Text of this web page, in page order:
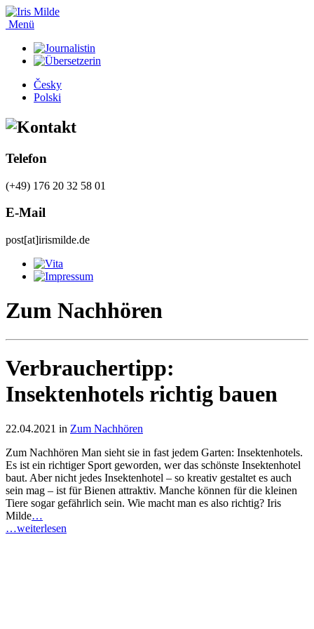
Menü
Česky
Polski
Telefon
(+49) 176 20 32 58 01
E-Mail
post[at]irismilde.de
Zum Nachhören
Verbrauchertipp:
Insektenhotels richtig bauen
22.04.2021 in Zum Nachhören
Zum Nachhören Man sieht sie in fast jedem Garten: Insektenhotels.
Es ist ein richtiger Sport geworden, wer das schönste Insektenhotel
baut. Aber nicht jedes Insektenhotel – so kreativ gestaltet es auch
sein mag – ist für Bienen attraktiv. Manche können für die kleinen
Tiere sogar gefährlich sein. Wie macht man es also richtig? Iris
Milde…
…weiterlesen